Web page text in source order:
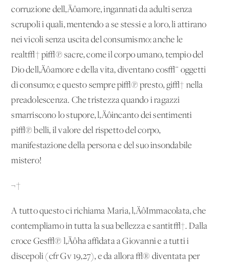
corruzione dell‚Äôamore, ingannati da adulti senza
scrupoli i quali, mentendo a se stessi e a loro, li attirano
nei vicoli senza uscita del consumismo: anche le
realt√† pi√π sacre, come il corpo umano, tempio del
Dio dell‚Äôamore e della vita, diventano cos√¨ oggetti
di consumo; e questo sempre pi√π presto, gi√† nella
preadolescenza. Che tristezza quando i ragazzi
smarriscono lo stupore, l‚Äôincanto dei sentimenti
pi√π belli, il valore del rispetto del corpo,
manifestazione della persona e del suo insondabile
mistero!
¬†
A tutto questo ci richiama Maria, l‚ÄôImmacolata, che
contempliamo in tutta la sua bellezza e santit√†. Dalla
croce Ges√π l‚Äôha affidata a Giovanni e a tutti i
discepoli (cfr Gv 19,27), e da allora √® diventata per